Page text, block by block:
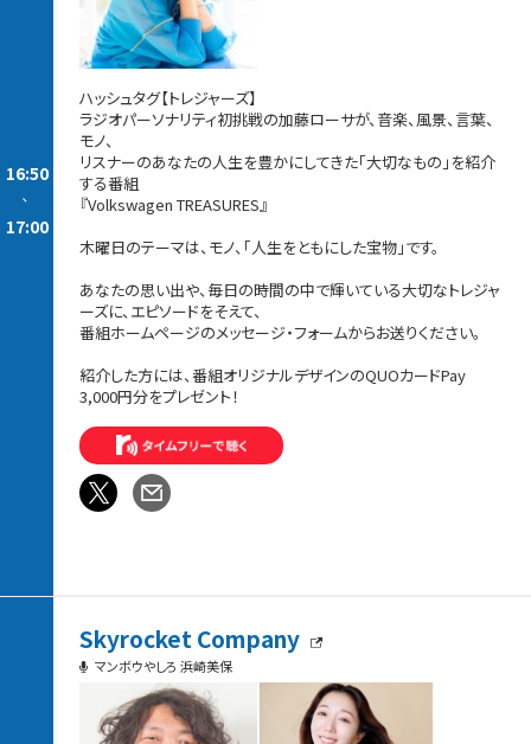
16:50
-
17:00
ハッシュタグ【トレジャーズ】
ラジオパーソナリティ初挑戦の加藤ローサが、音楽、風景、言葉、
モノ、
リスナーのあなたの人生を豊かにしてきた「大切なもの」を紹介
する番組
『Volkswagen TREASURES』
木曜日のテーマは、モノ、「人生をともにした宝物」です。
あなたの思い出や、毎日の時間の中で輝いている大切なトレジャ
ーズに、エピソードをそえて、
番組ホームページのメッセージ・フォームからお送りください。
紹介した方には、番組オリジナルデザインのQUOカードPay
3,000円分をプレゼント！
Skyrocket Company
マンボウやしろ 浜崎美保